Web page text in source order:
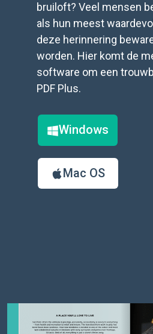
bruiloft? Veel mensen
als hun meest
deze herinnering
worden. Hier komt de
software om een
PDF Plus.
Windows
Mac OS